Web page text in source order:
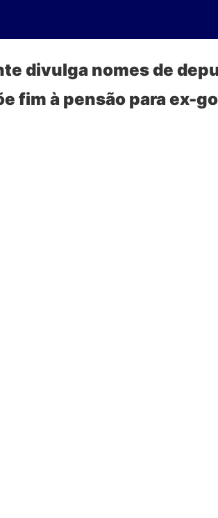
divulga nomes de
fim à pensão para ex-